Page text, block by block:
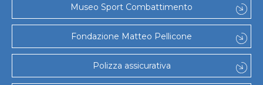
Museo Sport Combattimento
Fondazione Matteo Pellicone
Polizza assicurativa